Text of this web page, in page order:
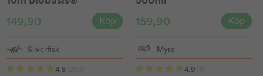
149,90 Köp 159,90 Köp
Silverfisk
4.8
Myra
4.9